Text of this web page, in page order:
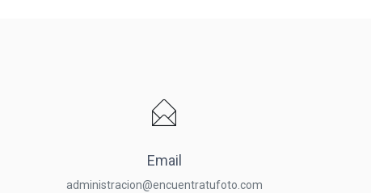
Email
administracion@encuentratufoto.com